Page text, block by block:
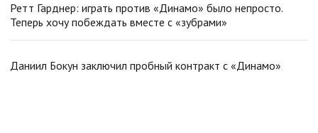
Ретт Гарднер: играть против «Динамо» было непросто.
Теперь хочу побеждать вместе с «зубрами»
Даниил Бокун заключил пробный контракт с «Динамо»